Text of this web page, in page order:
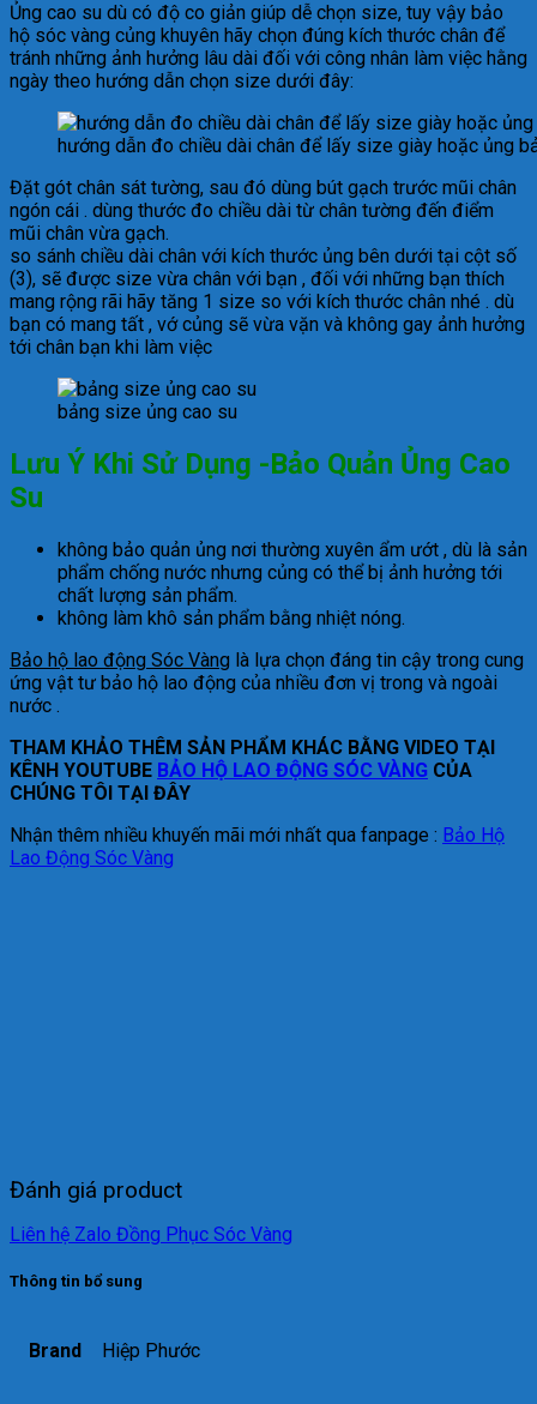
Ủng cao su dù có độ co giản giúp dễ chọn size, tuy vậy bảo
hộ sóc vàng củng khuyên hãy chọn đúng kích thước chân để
tránh những ảnh hưởng lâu dài đối với công nhân làm việc hằng
ngày theo hướng dẫn chọn size dưới đây:
hướng dẫn đo chiều dài chân để lấy size giày hoặc ủng
Đặt gót chân sát tường, sau đó dùng bút gạch trước mũi chân
ngón cái . dùng thước đo chiều dài từ chân tường đến điểm
mũi chân vừa gạch.
so sánh chiều dài chân với kích thước ủng bên dưới tại cột số
(3), sẽ được size vừa chân với bạn , đối với những bạn thích
mang rộng rãi hãy tăng 1 size so với kích thước chân nhé . dù
bạn có mang tất , vớ củng sẽ vừa vặn và không gay ảnh hưởng
tới chân bạn khi làm việc
bảng size ủng cao su
Lưu Ý Khi Sử Dụng -Bảo Quản Ủng Cao
Su
không bảo quản ủng nơi thường xuyên ẩm ướt , dù là sản
phẩm chống nước nhưng củng có thể bị ảnh hưởng tới
chất lượng sản phẩm.
không làm khô sản phẩm bằng nhiệt nóng.
Bảo hộ lao động Sóc Vàng là lựa chọn đáng tin cậy trong cung
ứng vật tư bảo hộ lao động của nhiều đơn vị trong và ngoài
nước .
THAM KHẢO THÊM SẢN PHẨM KHÁC BẰNG VIDEO TẠI
KÊNH YOUTUBE BẢO HỘ LAO ĐỘNG SÓC VÀNG CỦA
CHÚNG TÔI TẠI ĐÂY
Nhận thêm nhiều khuyến mãi mới nhất qua fanpage : Bảo Hộ
Lao Động Sóc Vàng
Đánh giá product
Liên hệ Zalo Đồng Phục Sóc Vàng
Thông tin bổ sung
Brand Hiệp Phước